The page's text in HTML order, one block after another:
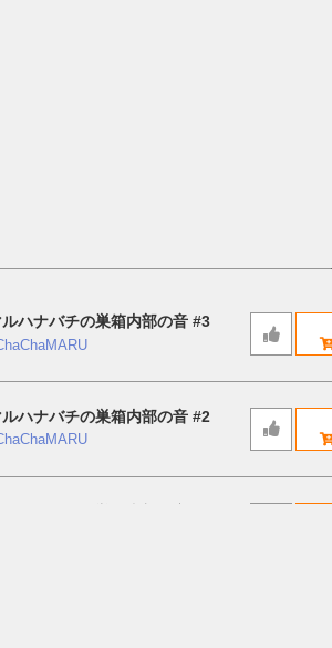
ハナバチの巣箱内部の音 #3
ハナバチの巣箱内部の音 #2